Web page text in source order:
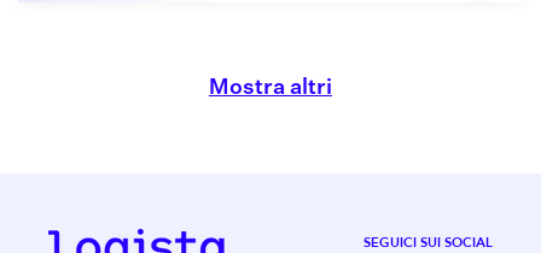
Mostra altri
SEGUICI SUI SOCIAL